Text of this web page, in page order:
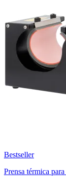
Bestseller
Prensa térmica